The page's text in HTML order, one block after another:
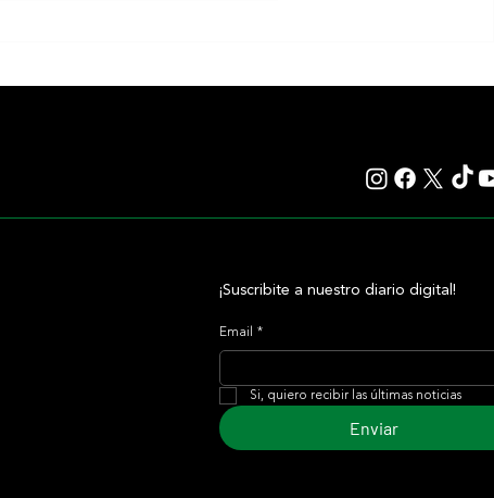
¡Suscribite a nuestro diario digital!
Email *
Si, quiero recibir las últimas noticias
Enviar